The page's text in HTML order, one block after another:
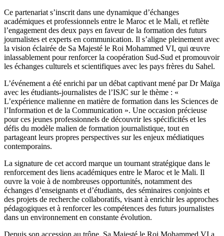
Ce partenariat s’inscrit dans une dynamique d’échanges
académiques et professionnels entre le Maroc et le Mali, et reflète
l’engagement des deux pays en faveur de la formation des futurs
journalistes et experts en communication. Il s’aligne pleinement avec
la vision éclairée de Sa Majesté le Roi Mohammed VI, qui œuvre
inlassablement pour renforcer la coopération Sud-Sud et promouvoir
les échanges culturels et scientifiques avec les pays frères du Sahel.
L’événement a été enrichi par un débat captivant mené par Dr Maïga
avec les étudiants-journalistes de l’ISJC sur le thème : «
L’expérience malienne en matière de formation dans les Sciences de
l’Information et de la Communication ». Une occasion précieuse
pour ces jeunes professionnels de découvrir les spécificités et les
défis du modèle malien de formation journalistique, tout en
partageant leurs propres perspectives sur les enjeux médiatiques
contemporains.
La signature de cet accord marque un tournant stratégique dans le
renforcement des liens académiques entre le Maroc et le Mali. Il
ouvre la voie à de nombreuses opportunités, notamment des
échanges d’enseignants et d’étudiants, des séminaires conjoints et
des projets de recherche collaboratifs, visant à enrichir les approches
pédagogiques et à renforcer les compétences des futurs journalistes
dans un environnement en constante évolution.
Depuis son accession au trône, Sa Majesté le Roi Mohammed VI a